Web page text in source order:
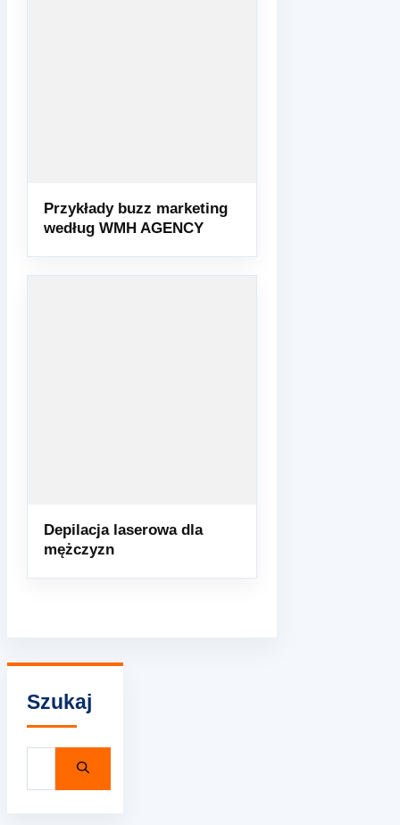
Przykłady buzz marketing
według WMH AGENCY
Depilacja laserowa dla
mężczyzn
Szukaj